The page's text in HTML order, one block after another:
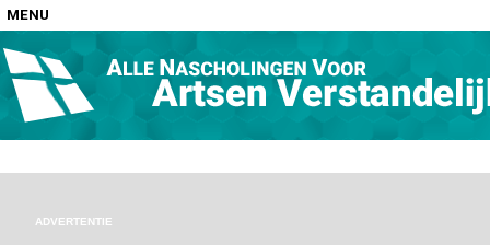
MENU
Home
Nascholingen op locatie (agenda)
ADVERTENTIE